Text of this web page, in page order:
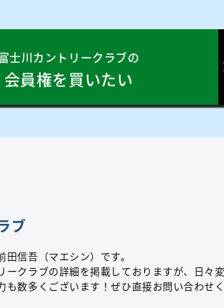
士川カントリークラブの
会員権を買いたい
ブ
信吾（マエシン）です。
ークラブの詳細を掲載しておりますが、日々
数多くございます！ぜひ直接お問い合わせく